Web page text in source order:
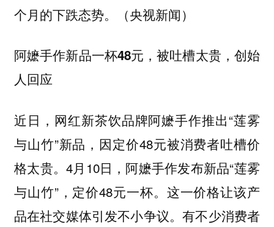
个月的下跌态势。（央视新闻）
阿嬷手作新品一杯48元，被吐槽太贵，创始
人回应
近日，网红新茶饮品牌阿嬷手作推出“莲雾
与山竹”新品，因定价48元被消费者吐槽价
格太贵。4月10日，阿嬷手作发布新品“莲雾
与山竹”，定价48元一杯。这一价格让该产
品在社交媒体引发不小争议。有不少消费者